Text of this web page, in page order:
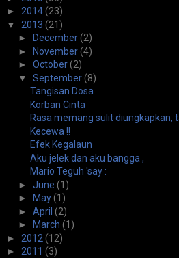
► 2014(23)
▼ 2013 (21)
►
December(2)
► November(4)
► October(2)
▼ September(8)
Tangisan Dosa
Korban Cinta
Rasa memang sulit diungkapkan,
Kecewa !!
Efek Kegalaun
Aku jelek dan aku bangga ,
Mario Teguh 'say :
► June (1)
►
May(1)
► April (2)
►
March (1)
► 2012 (12)
► 2011 (3)